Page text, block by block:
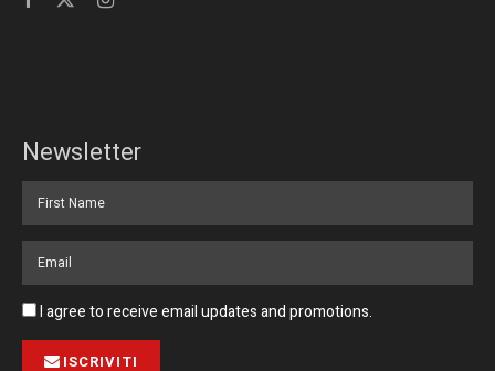
Newsletter
I agree to receive email updates and promotions.
ISCRIVITI